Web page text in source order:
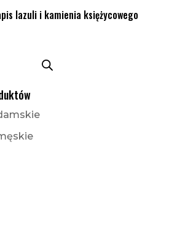
lazuli i kamienia księżycowego